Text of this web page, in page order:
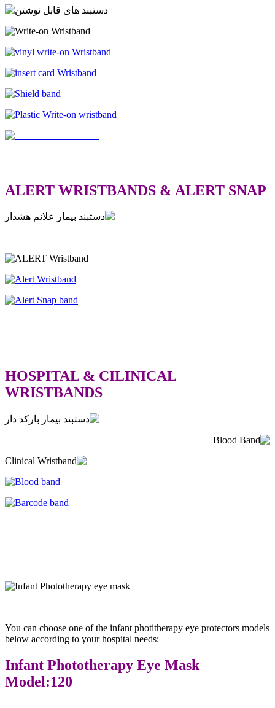
ALERT WRISTBANDS & ALERT SNAP
HOSPITAL & CILINICAL
WRISTBANDS
You can choose one of the infant photitherapy eye protectors models
below according to your hospital needs:
Infant Phototherapy Eye Mask
Model:120